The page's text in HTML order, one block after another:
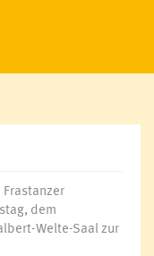
dem
Welte-Saal zur